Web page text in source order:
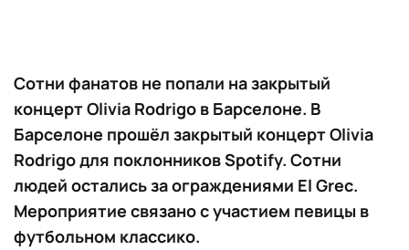
Сотни фанатов не попали на закрытый
концерт Olivia Rodrigo в Барселоне. В
Барселоне прошёл закрытый концерт Olivia
Rodrigo для поклонников Spotify. Сотни
людей остались за ограждениями El Grec.
Мероприятие связано с участием певицы в
футбольном классико.